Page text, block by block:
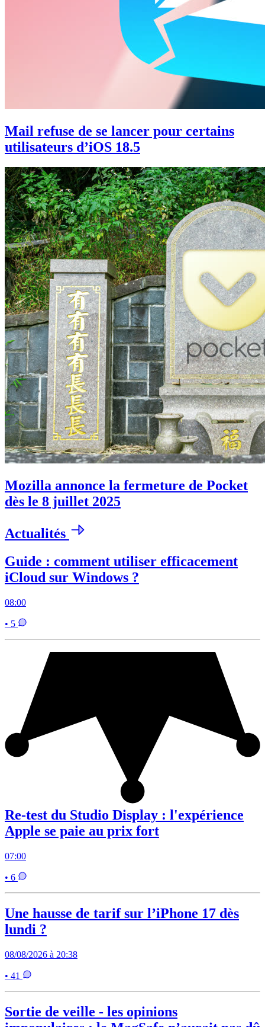
Mail refuse de se lancer pour certains
utilisateurs d’iOS 18.5
Mozilla annonce la fermeture de Pocket
dès le 8 juillet 2025
Actualités
Guide : comment utiliser efficacement
iCloud sur Windows ?
08:00
• 5
Re-test du Studio Display : l'expérience
Apple se paie au prix fort
07:00
• 6
Une hausse de tarif sur l’iPhone 17 dès
lundi ?
08/08/2026 à 20:38
• 41
Sortie de veille - les opinions